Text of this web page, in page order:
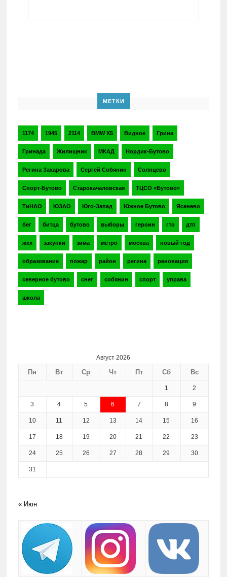
МЕТКИ
1174 1945 2114 BMW X5 Видное Грина
Гринада Жилищник МКАД Нордик-Бутово
Регина Захарова Сергей Собянин Солнцево
Спорт-Бутово Старокачаловская ТЦСО «Бутово»
ТиНАО ЮЗАО Юго-Запад Южное Бутово Ясенево
бег битца бутово выборы героин гто дтп
жкх закупки зима метро москва новый год
образование пожар район регина реновация
северное бутово снег собянин спорт управа
школа
Август 2026
Пн Вт Ср Чт Пт Сб Вс
1 2
3 4 5 6 7 8 9
10 11 12 13 14 15 16
17 18 19 20 21 22 23
24 25 26 27 28 29 30
31
« Июн